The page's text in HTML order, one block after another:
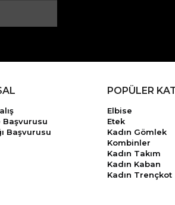
Başvurusu
Başvurusu
POPÜLER
Elbise
Etek
Kadın Gömlek
Kombinler
Kadın Takım
Kadın Kaban
Kadın Trençkot